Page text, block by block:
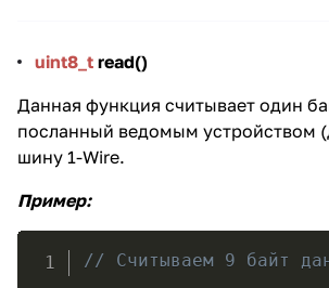
uint8_t read()
Данная функция считывает один
посланный ведомым устройством
шину 1-Wire.
Пример:
// Считываем 9 байт